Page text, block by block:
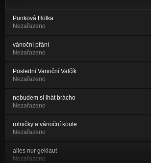
Punková Holka
Nezařazeno
vánoční přání
Nezařazeno
Poslední Vanoční Valčík
Nezařazeno
nebudem si lhát brácho
Nezařazeno
rolničky a vánoční koule
Nezařazeno
alles nur geklaut
Nezařazeno